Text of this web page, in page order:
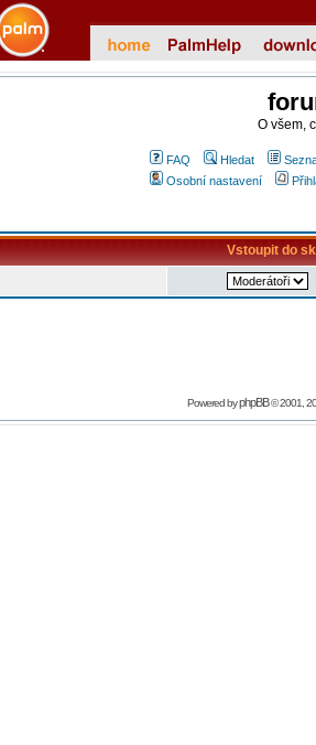
O všem,
FAQ Hledat
Osobní nastavení
Vstoupit do
Powered byphpBB© 2001,